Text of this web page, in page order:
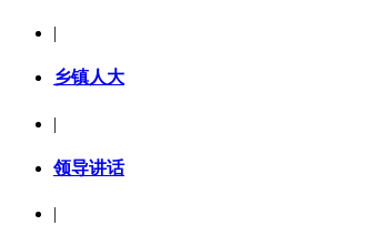
|
乡镇人大
|
领导讲话
|